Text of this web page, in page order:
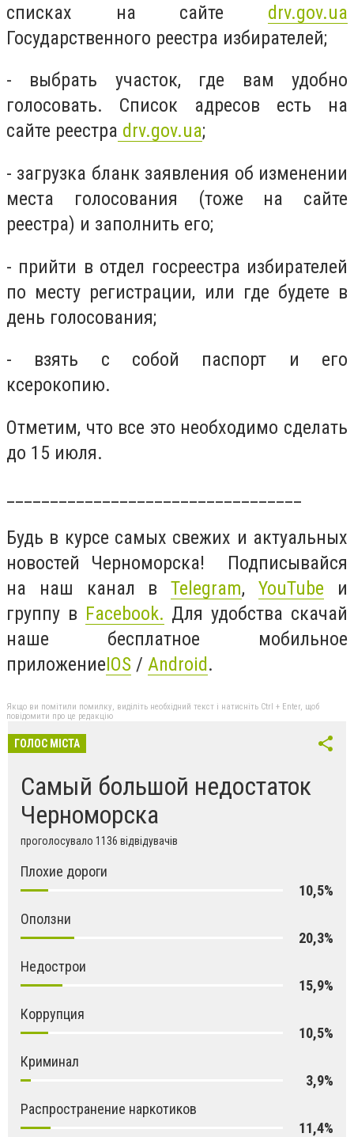
списках на сайте drv.gov.ua
Государственного реестра избирателей;
- выбрать участок, где вам удобно
голосовать. Список адресов есть на
сайте реестра drv.gov.ua;
- загрузка бланк заявления об изменении
места голосования (тоже на сайте
реестра) и заполнить его;
- прийти в отдел госреестра избирателей
по месту регистрации, или где будете в
день голосования;
- взять с собой паспорт и его
ксерокопию.
Отметим, что все это необходимо сделать
до 15 июля.
Будь в курсе самых свежих и актуальных
новостей Черноморска! Подписывайся
на наш канал вTelegram,YouTube и
группу в Facebook. Для удобства скачай
наше бесплатное мобильное
приложениеIOS / Android.
Якщо ви помітили помилку, виділіть необхідний текст і натисніть Ctrl + Enter, щоб
повідомити про це редакцію
ГОЛОС МІСТА
Самый большой недостаток
Черноморска
проголосувало 1136 відвідувачів
Плохие дороги
10,5%
Оползни
20,3%
Недострои
15,9%
Коррупция
10,5%
Криминал
3,9%
Распространение наркотиков
11,4%